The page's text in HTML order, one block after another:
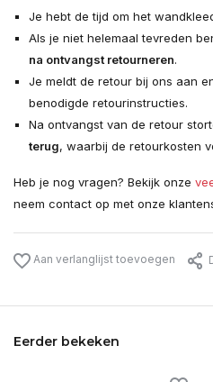
Je hebt de tijd om het
Als je niet helemaal tevreden
na ontvangst retourneren.
Je meldt de retour bij ons aan
benodigde retourinstructies.
Na ontvangst van de retour
terug, waarbij de retourkosten
Heb je nog vragen? Bekijk onze
neem contact op met onze
Aan verlanglijst toevoegen
Eerder bekeken